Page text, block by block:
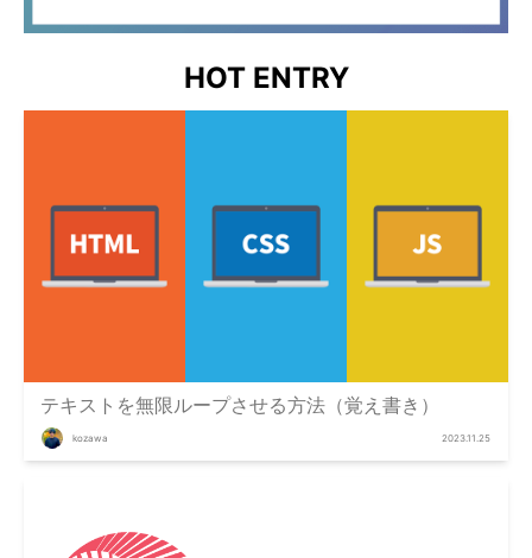
HOT ENTRY
テキストを無限ループさせる方法（覚え書き）
kozawa 2023.11.25